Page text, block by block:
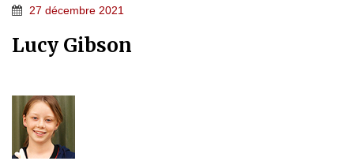
27 décembre 2021
Lucy Gibson